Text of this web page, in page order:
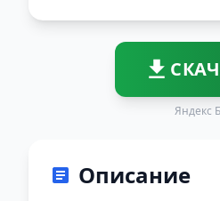
Яндекс
Описание